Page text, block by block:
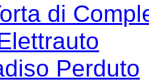
di
Perduto